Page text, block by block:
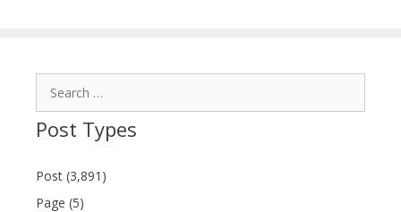
Post Types
Post (3,891)
Page (5)